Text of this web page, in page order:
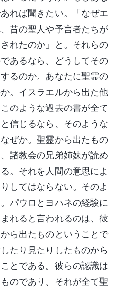
れば聞きたい。「なぜエ
昔の聖人や予言者たちが
れたのか」と。それらの
あるなら、どうしてその
るのか。あなたに聖霊の
。イスラエルから出た他
のような過去の書が全て
信じるなら、そのような
ぜか。聖霊から出たもの
諸教会の兄弟姉妹が読め
。それを人間の意思によ
してはならない。そのよ
パウロとヨハネの経験に
れると言われるのは、彼
ら出たものということで
たり見たりしたものから
とである。彼らの認識は
のであり、それが全て聖